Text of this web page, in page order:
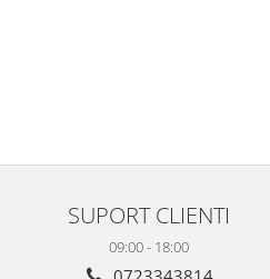
SUPORT CLIENTI
09:00 - 18:00